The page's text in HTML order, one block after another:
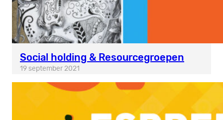
Social holding & Resourcegroepen
19 september 2021